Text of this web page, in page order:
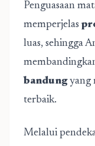
Penguasaan
memperjelas
luas, sehingga
bandungyang
terbaik.
Melalui